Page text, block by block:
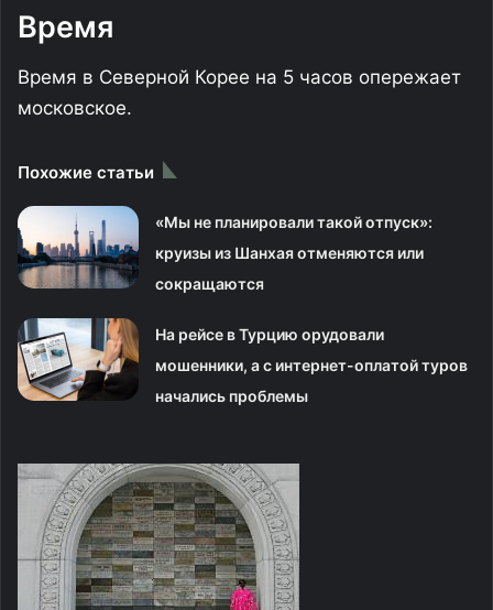
Время
Время в Северной Корее на 5 часов опережает
московское.
Похожие статьи
«Мы не планировали такой отпуск»:
круизы из Шанхая отменяются или
сокращаются
На рейсе в Турцию орудовали
мошенники, а с интернет-оплатой туров
начались проблемы